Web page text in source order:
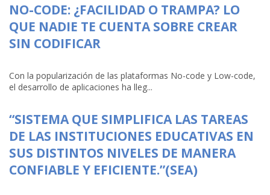
NO-CODE: ¿FACILIDAD O TRAMPA? LO
QUE NADIE TE CUENTA SOBRE CREAR
SIN CODIFICAR
Con la popularización de las plataformas No-code y Low-code,
el desarrollo de aplicaciones ha lleg...
“SISTEMA QUE SIMPLIFICA LAS TAREAS
DE LAS INSTITUCIONES EDUCATIVAS EN
SUS DISTINTOS NIVELES DE MANERA
CONFIABLE Y EFICIENTE.”(SEA)